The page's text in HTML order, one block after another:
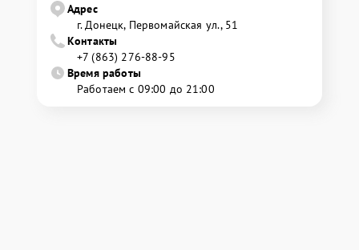
Адрес
г. Донецк, Первомайская ул., 51
Контакты
+7 (863) 276-88-95
Время работы
Работаем с 09:00 до 21:00